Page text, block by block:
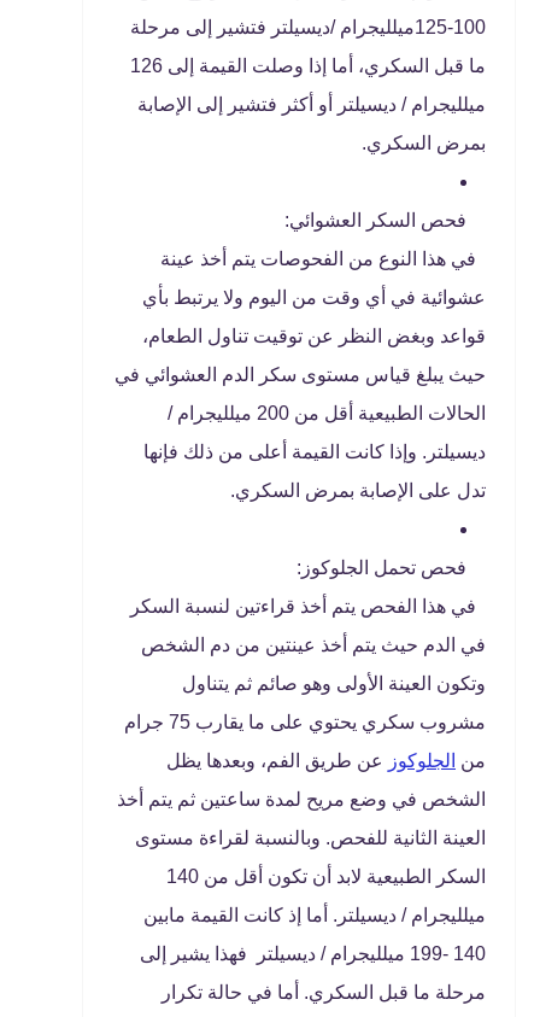
100-125ميلليجرام /ديسيلتر فتشير إلى مرحلة
ما قبل السكري، أما إذا وصلت القيمة إلى 126
ميلليجرام / ديسيلتر أو أكثر فتشير إلى الإصابة
بمرض السكري.
فحص السكر العشوائي:
في هذا النوع من الفحوصات يتم أخذ عينة
عشوائية في أي وقت من اليوم ولا يرتبط بأي
قواعد وبغض النظر عن توقيت تناول الطعام،
حيث يبلغ قياس مستوى سكر الدم العشوائي في
الحالات الطبيعية أقل من 200 ميلليجرام /
ديسيلتر. وإذا كانت القيمة أعلى من ذلك فإنها
تدل على الإصابة بمرض السكري.
فحص تحمل الجلوكوز:
في هذا الفحص يتم أخذ قراءتين لنسبة السكر
في الدم حيث يتم أخذ عينتين من دم الشخص
وتكون العينة الأولى وهو صائم ثم يتناول
مشروب سكري يحتوي على ما يقارب 75 جرام
من الجلوكوز عن طريق الفم، وبعدها يظل
الشخص في وضع مريح لمدة ساعتين ثم يتم أخذ
العينة الثانية للفحص. وبالنسبة لقراءة مستوى
السكر الطبيعية لابد أن تكون أقل من 140
ميلليجرام / ديسيلتر. أما إذ كانت القيمة مابين
140 -199 ميلليجرام / ديسيلتر فهذا يشير إلى
مرحلة ما قبل السكري. أما في حالة تكرار